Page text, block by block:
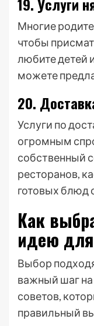
Многие
чтобы
любите детей
можете
20.
Услуги по
огромным
собственный
ресторанов,
готовых блюд
Как
идею
Выбор
важный шаг на
советов,
правильный